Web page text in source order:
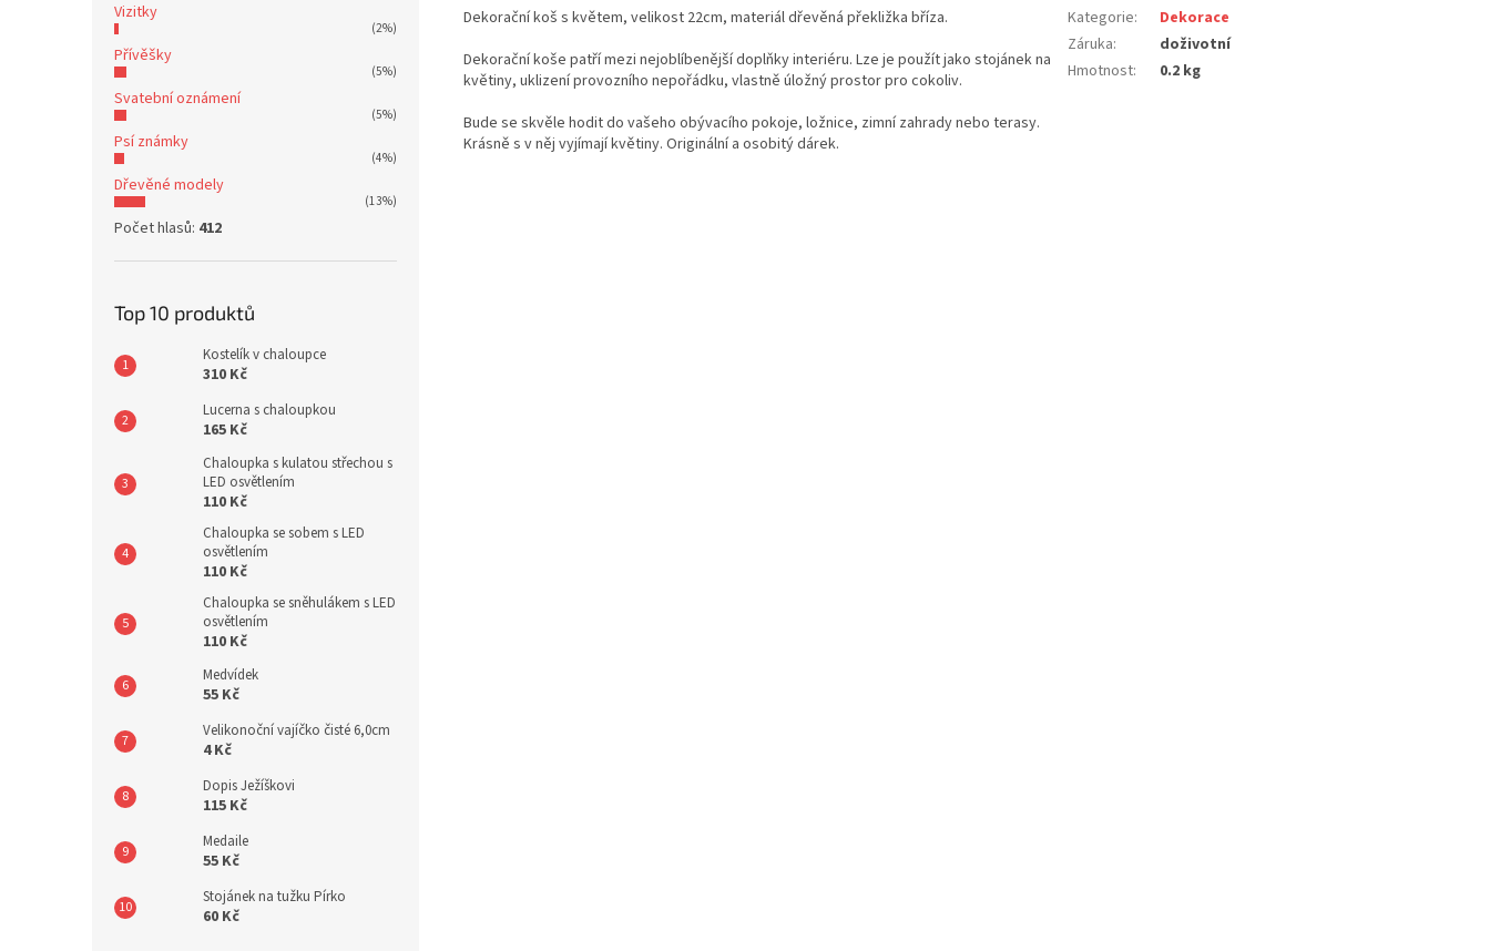
Vizitky
(2%)
Přívěšky
(5%)
Svatební oznámení
(5%)
Psí známky
(4%)
Dřevěné modely
(13%)
Počet hlasů: 412
Top 10 produktů
Kostelík v chaloupce
310 Kč
Lucerna s chaloupkou
165 Kč
Chaloupka s kulatou střechou s
LED osvětlením
110 Kč
Chaloupka se sobem s LED
osvětlením
110 Kč
Chaloupka se sněhulákem s LED
osvětlením
110 Kč
Medvídek
55 Kč
Velikonoční vajíčko čisté 6,0cm
4 Kč
Dopis Ježíškovi
115 Kč
Medaile
55 Kč
Stojánek na tužku Pírko
60 Kč
Dekorační koš s květem, velikost 22cm, materiál dřevěná překližka bříza.
Dekorační koše patří mezi nejoblíbenější doplňky interiéru. Lze je použít jako stojánek na
květiny, uklizení provozního nepořádku, vlastně úložný prostor pro cokoliv.
Bude se skvěle hodit do vašeho obývacího pokoje, ložnice, zimní zahrady nebo terasy.
Krásně s v něj vyjímají květiny. Originální a osobitý dárek.
Kategorie:
Dekorace
Záruka:
doživotní
Hmotnost: 0.2 kg